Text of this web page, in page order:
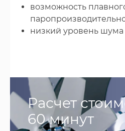
возможность
низкий уровень
Расчет
60 минут